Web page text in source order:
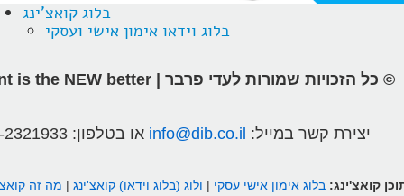
בלוג קואצ'ינג
בלוג וידאו אימון אישי ועסקי
© כל הזכויות שמורות לעדי פרבר | different is the NEW better
יצירת קשר במייל: info@dib.co.il או בטלפון: 2321933
קואצ'ינג: בלוג אימון אישי עסקי | ולוג (בלוג וידאו) קואצ'ינג | מה זה